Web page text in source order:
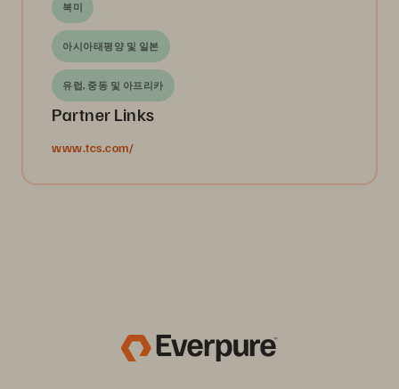
북미
아시아태평양 및 일본
유럽, 중동 및 아프리카
Partner Links
www.tcs.com/